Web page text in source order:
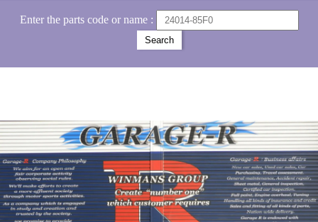
Enter the parts code or name :